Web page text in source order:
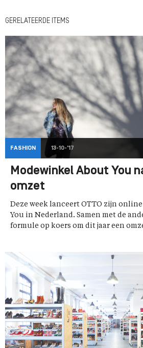
GERELATEERDE ITEMS
FASHION 13-10-'17
Modewinkel About You
omzet
Deze week lanceert OTTO zijn
You in Nederland. Samen met de
formule op koers om dit jaar een